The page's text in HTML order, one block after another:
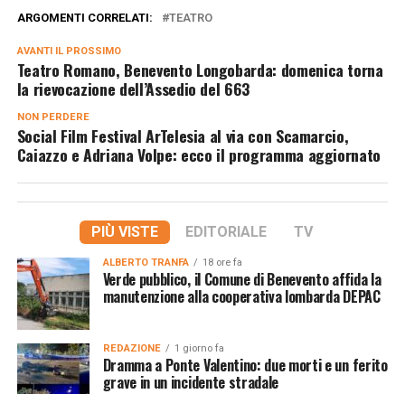
ARGOMENTI CORRELATI: TEATRO
AVANTI IL ​​PROSSIMO
Teatro Romano, Benevento Longobarda: domenica torna
la rievocazione dell’Assedio del 663
NON PERDERE
Social Film Festival ArTelesia al via con Scamarcio,
Caiazzo e Adriana Volpe: ecco il programma aggiornato
PIÙ VISTE EDITORIALE TV
ALBERTO TRANFA 18 ore fa
Verde pubblico, il Comune di Benevento affida la
manutenzione alla cooperativa lombarda DEPAC
REDAZIONE 1 giorno fa
Dramma a Ponte Valentino: due morti e un ferito
grave in un incidente stradale